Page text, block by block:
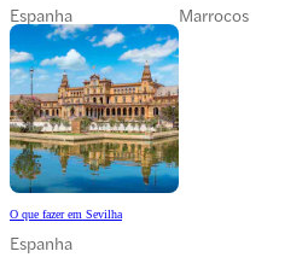
Espanha Marrocos
O que fazer em Sevilha
Espanha